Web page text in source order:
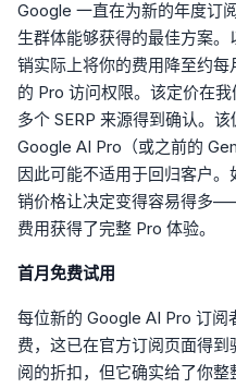
Google 一直在为新的年度订
生群体能够获得的最佳方案
销实际上将你的费用降至约
的 Pro 访问权限。该定价在
多个 SERP 来源得到确认。
Google AI Pro（或之前的
因此可能不适用于回归客户
销价格让决定变得容易得多
费用获得了完整 Pro 体验。
首月免费试用
每位新的 Google AI Pro 订阅
费，这已在官方订阅页面得
阅的折扣，但它确实给了你